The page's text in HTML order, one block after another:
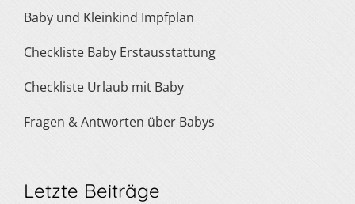
Baby und Kleinkind Impfplan
Checkliste Baby Erstausstattung
Checkliste Urlaub mit Baby
Fragen & Antworten über Babys
Letzte Beiträge